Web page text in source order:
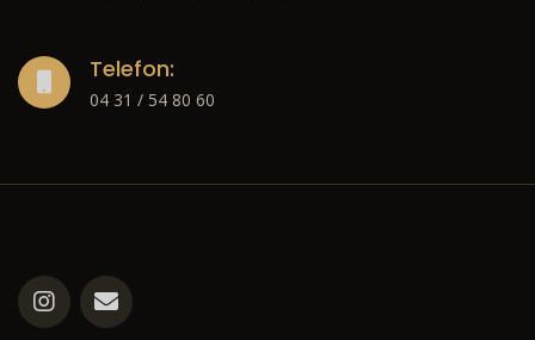
Telefon:
04 31 / 54 80 60